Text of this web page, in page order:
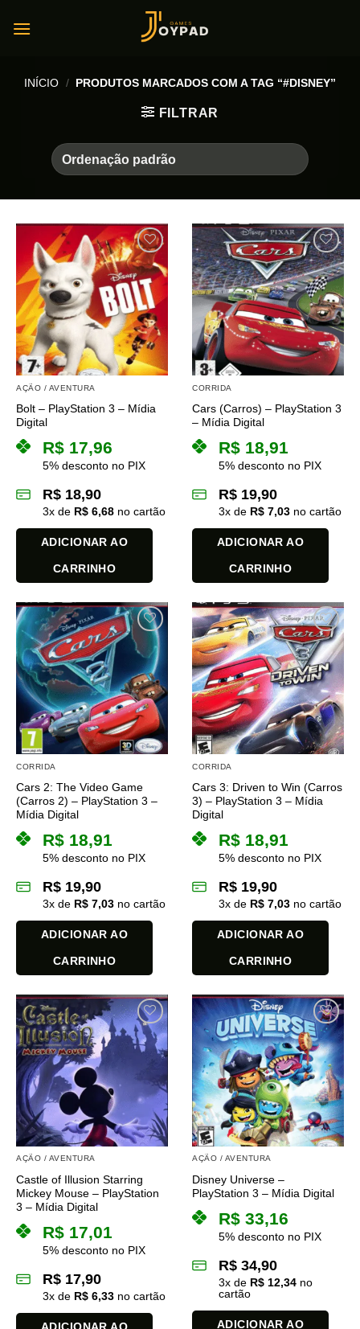
INÍCIO / PRODUTOS MARCADOS COM A TAG “#DISNEY”
FILTRAR
AÇÃO / AVENTURA
Bolt – PlayStation 3 – Mídia
Digital
R$ 17,96
5% desconto no PIX
R$ 18,90
3x de R$ 6,68 no cartão
ADICIONAR AO
CARRINHO
CORRIDA
Cars (Carros) – PlayStation 3
– Mídia Digital
R$ 18,91
5% desconto no PIX
R$ 19,90
3x de R$ 7,03 no cartão
ADICIONAR AO
CARRINHO
CORRIDA
Cars 2: The Video Game
(Carros 2) – PlayStation 3 –
Mídia Digital
R$ 18,91
5% desconto no PIX
R$ 19,90
3x de R$ 7,03 no cartão
ADICIONAR AO
CARRINHO
CORRIDA
Cars 3: Driven to Win (Carros
3) – PlayStation 3 – Mídia
Digital
R$ 18,91
5% desconto no PIX
R$ 19,90
3x de R$ 7,03 no cartão
ADICIONAR AO
CARRINHO
AÇÃO / AVENTURA
Castle of Illusion Starring
Mickey Mouse – PlayStation
3 – Mídia Digital
R$ 17,01
5% desconto no PIX
R$ 17,90
3x de R$ 6,33 no cartão
ADICIONAR AO
AÇÃO / AVENTURA
Disney Universe –
PlayStation 3 – Mídia Digital
R$ 33,16
5% desconto no PIX
R$ 34,90
3x de R$ 12,34 no
cartão
ADICIONAR AO